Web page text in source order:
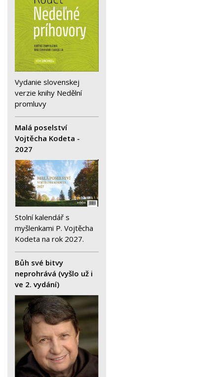
Vydanie slovenskej
verzie knihy Nedělní
promluvy
Malá poselství
Vojtěcha Kodeta -
2027
Stolní kalendář s
myšlenkami P. Vojtěcha
Kodeta na rok 2027.
Bůh své bitvy
neprohrává (vyšlo už i
ve 2. vydání)